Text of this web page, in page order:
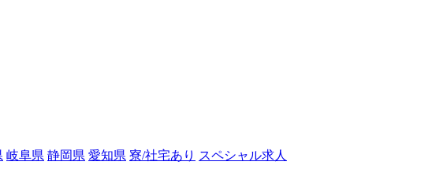
岐阜県 静岡県 愛知県 寮/社宅あり スペシャル求人